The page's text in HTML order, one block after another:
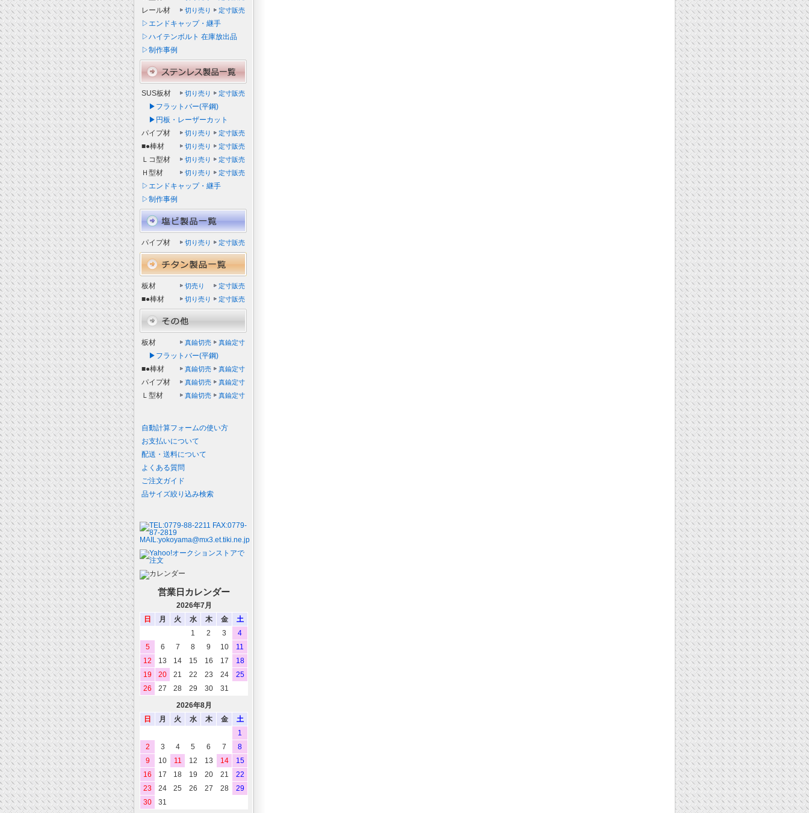
レール材 切り売り 定寸販売
▷エンドキャップ・継手
▷ハイテンボルト 在庫放出品
▷制作事例
SUS板材 切り売り 定寸販売
▶フラットバー(平鋼)
▶円板・レーザーカット
パイプ材
切り売り 定寸販売
■●棒材 切り売り 定寸販売
Ｌコ型材 切り売り 定寸販売
Ｈ型材 切り売り 定寸販売
▷エンドキャップ・継手
▷制作事例
パイプ材 切り売り 定寸販売
板材 切売り 定寸販売
■●棒材 切り売り 定寸販売
板材 真鍮切売 真鍮定寸
▶フラットバー(平鋼)
■●棒材
真鍮切売 真鍮定寸
パイプ材 真鍮切売 真鍮定寸
Ｌ型材 真鍮切売 真鍮定寸
自動計算フォームの使い方
お支払いについて
配送・送料について
よくある質問
ご注文ガイド
品サイズ絞り込み検索
営業日カレンダー
2026年7月
日
月 火 水 木 金
土
1
2 3
4
5
6 7 8 9 10
11
12
13 14 15 16 17
18
19
20 21 22 23 24
25
26
27 28 29 30
31
2026年8月
日
月 火 水 木 金
土
1
2
3 4 5 6 7
8
9
10 11 12 13 14
15
16
17 18 19 20 21
22
23
24 25 26 27 28
29
30
31